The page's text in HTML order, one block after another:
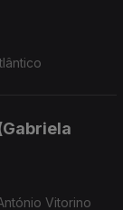
Vitorino